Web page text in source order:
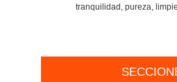
tranquilidad, pureza,